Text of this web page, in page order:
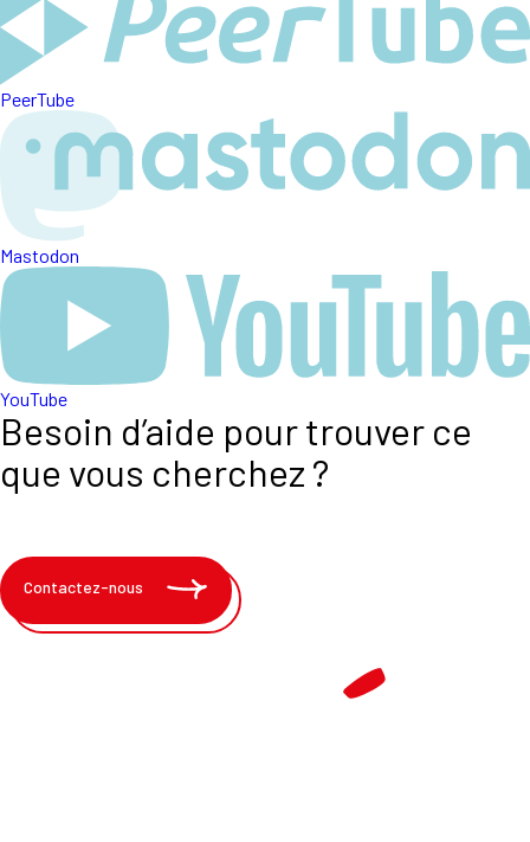
PeerTube
Mastodon
YouTube
Besoin d’aide pour trouver ce
que vous cherchez ?
Contactez-nous